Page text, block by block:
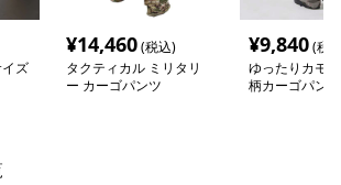
ズ
¥14,460(税込)
タクティカル ミリタリ
ー カーゴパンツ
¥9,840(税
ゆったりカモ
柄カーゴパンツ